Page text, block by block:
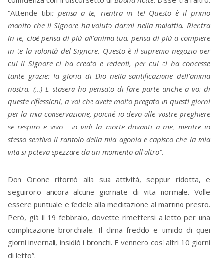
“Attende tibi: pensa a te, rientra in te! Questo è il primo
monito che il Signore ha voluto darmi nella malattia. Rientra
in te, cioè pensa di più all'anima tua, pensa di più a compiere
in te la volontà del Signore. Questo è il supremo negozio per
cui il Signore ci ha creato e redenti, per cui ci ha concesse
tante grazie: la gloria di Dio nella santificazione dell'anima
nostra. (…) E stasera ho pensato di fare parte anche a voi di
queste riflessioni, a voi che avete molto pregato in questi giorni
per la mia conservazione, poiché io devo alle vostre preghiere
se respiro e vivo… Io vidi la morte davanti a me, mentre io
stesso sentivo il rantolo della mia agonia e capisco che la mia
vita si poteva spezzare da un momento all'altro”.
Don Orione ritornò alla sua attività, seppur ridotta, e
seguirono ancora alcune giornate di vita normale. Volle
essere puntuale e fedele alla meditazione al mattino presto.
Però, già il 19 febbraio, dovette rimettersi a letto per una
complicazione bronchiale. Il clima freddo e umido di quei
giorni invernali, insidiò i bronchi. E vennero così altri 10 giorni
di letto”.